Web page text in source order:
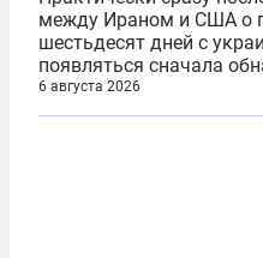
между Ираном и США о
шестьдесят дней с
появляться сначала
вовсе бравурные
в войне. Вероятно, в
6 августа 2026